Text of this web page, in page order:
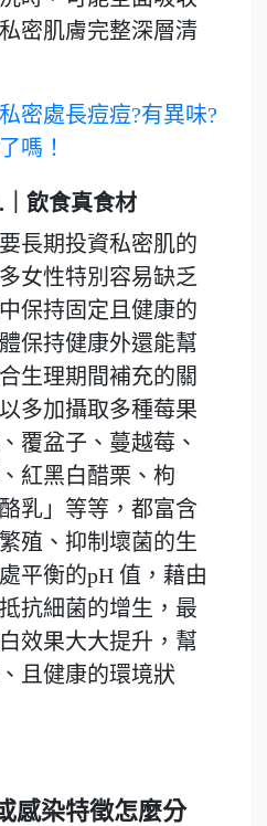
密肌膚完整深層清
密處長痘痘?有異味?
嗎！
飲食真食材
長期投資私密肌的
女性特別容易缺乏
保持固定且健康的
保持健康外還能幫
生理期間補充的關
多加攝取多種莓果
覆盆子、蔓越莓、
紅黑白醋栗、枸
乳」等等，都富含
殖、抑制壞菌的生
平衡的pH 值，藉由
抗細菌的增生，最
效果大大提升，幫
且健康的環境狀
感染特徵怎麼分